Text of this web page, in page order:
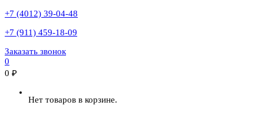
+7 (4012) 39-04-48
+7 (911) 459-18-09
Заказать звонок
0
0 ₽
Нет товаров в корзине.